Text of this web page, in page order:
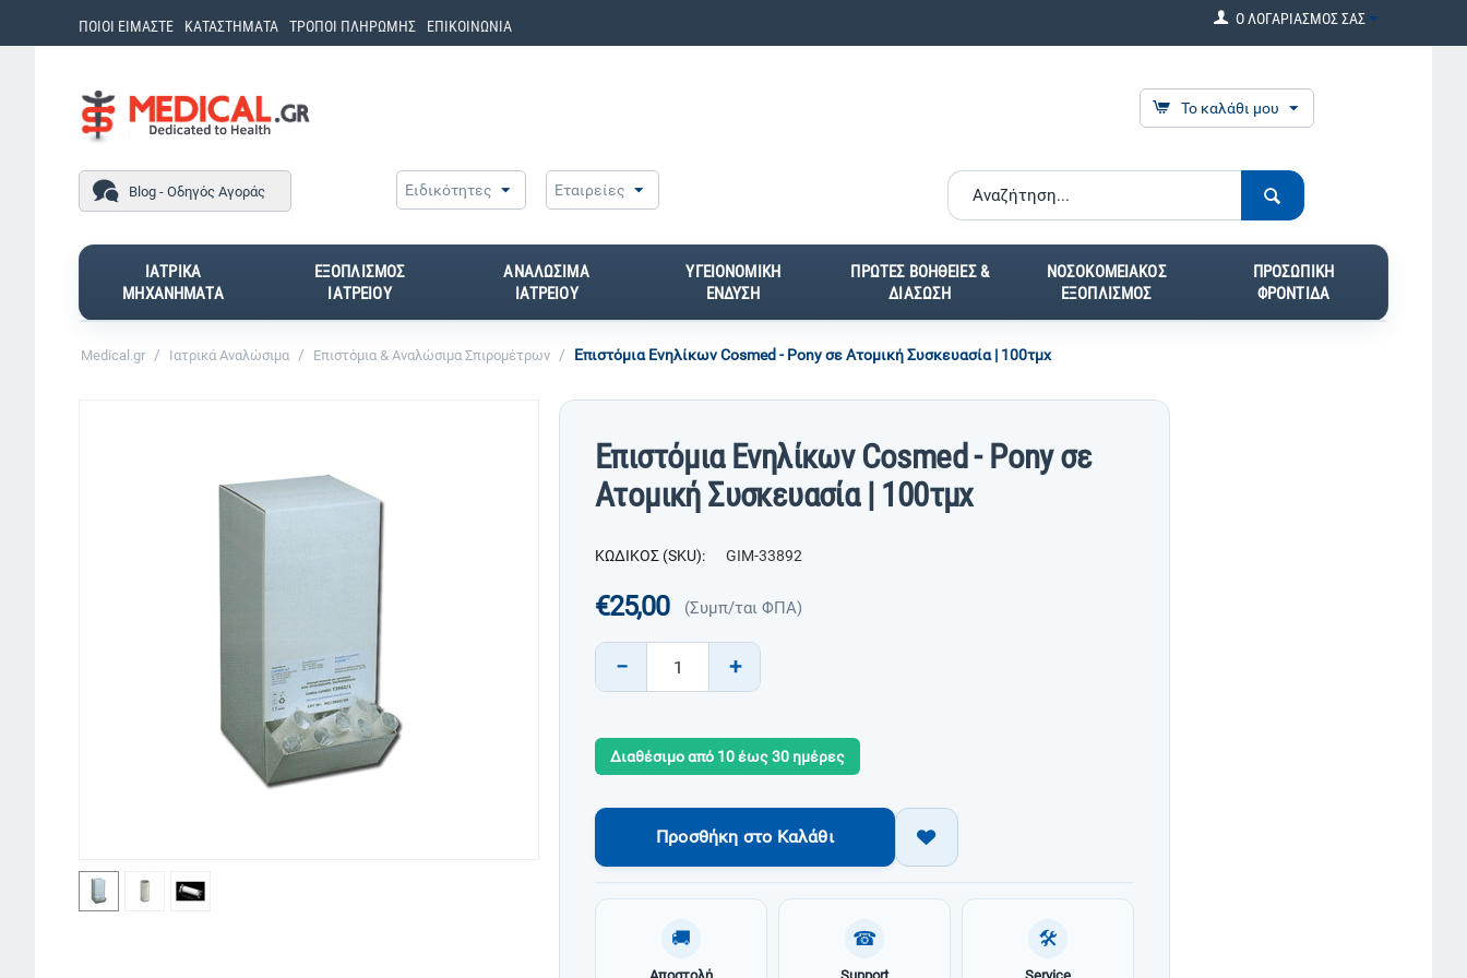
ΠΟΙΟΙ ΕΙΜΑΣΤΕ ΚΑΤΑΣΤΗΜΑΤΑ ΤΡΟΠΟΙ ΠΛΗΡΩΜΗΣ ΕΠΙΚΟΙΝΩΝΙΑ Ο ΛΟΓΑΡΙΑΣΜΟΣ ΣΑΣ
Το καλάθι μου
Blog - Οδηγός Αγοράς Ειδικότητες Εταιρείες
ΙΑΤΡΙΚΑ
ΜΗΧΑΝΗΜΑΤΑ
ΕΞΟΠΛΙΣΜΟΣ
ΙΑΤΡΕΙΟΥ
ΑΝΑΛΩΣΙΜΑ
ΙΑΤΡΕΙΟΥ
ΥΓΕΙΟΝΟΜΙΚΗ
ΕΝΔΥΣΗ
ΠΡΩΤΕΣ ΒΟΗΘΕΙΕΣ &
ΔΙΑΣΩΣΗ
ΝΟΣΟΚΟΜΕΙΑΚΟΣ
ΕΞΟΠΛΙΣΜΟΣ
ΠΡΟΣΩΠΙΚΗ
ΦΡΟΝΤΙΔΑ
Medical.gr / Ιατρικά Αναλώσιμα / Επιστόμια & Αναλώσιμα Σπιρομέτρων / Επιστόμια Ενηλίκων Cosmed - Pony σε Ατομική Συσκευασία | 100τμχ
Επιστόμια Ενηλίκων Cosmed - Pony σε
Ατομική Συσκευασία | 100τμχ
ΚΩΔΙΚΟΣ (SKU): GIM-33892
€25,00 (Συμπ/ται ΦΠΑ)
+
−
Διαθέσιμο από 10 έως 30 ημέρες
Προσθήκη στο Καλάθι
🚚 ☎ 🛠